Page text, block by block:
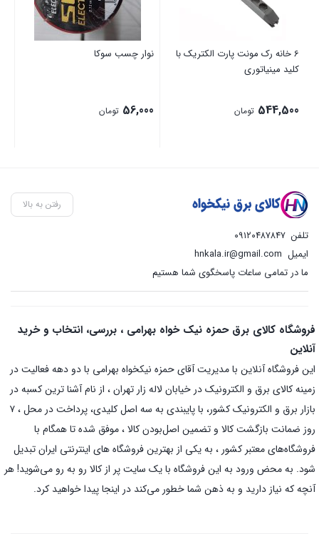
6 خانه رک مونت پارت الکتریک با
کلید مینیاتوری
544,500 تومان
نوار چسب سوکا
56,000 تومان
رفتن به بالا
تلفن ۰۹۱۲۰۴۸۷۸۴۷
ایمیل hnkala.ir@gmail.com
ما در تمامی ساعات پاسخگوی شما هستیم
فروشگاه کالای برق حمزه نیک خواه بهرامی ، بررسی، انتخاب و خرید
آنلاین
این فروشگاه آنلاین با مدیریت آقای حمزه نیکخواه بهرامی با دو دهه فعالیت در
زمینه کالای برق و الکترونیک در خیابان لاله زار تهران ، از نام آشنا ترین کسبه در
بازار برق و الکترونیک کشور، با پایبندی به سه اصل کلیدی، پرداخت در محل ، ۷
روز ضمانت بازگشت کالا و تضمین اصل‌بودن کالا ، موفق شده تا همگام با
فروشگاه‌های معتبر کشور ، به یکی از بهترین فروشگاه های اینترنتی ایران تبدیل
شود. به محض ورود به این فروشگاه با یک سایت پر از کالا رو به رو می‌شوید! هر
آنچه که نیاز دارید و به ذهن شما خطور می‌کند در اینجا پیدا خواهید کرد.